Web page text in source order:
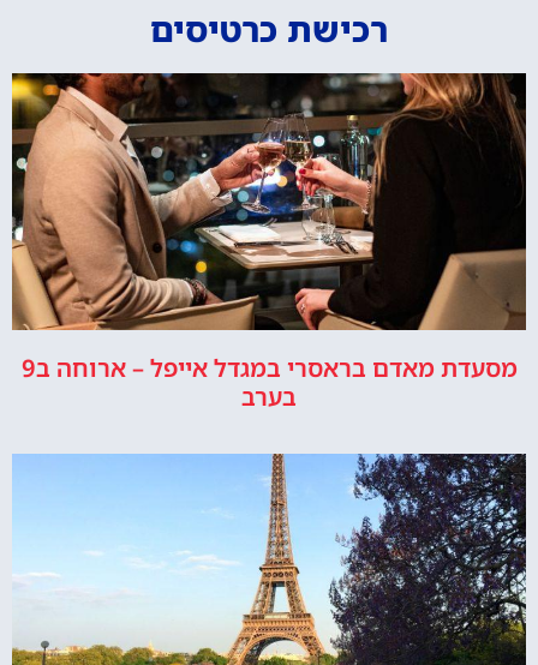
רכישת כרטיסים
מסעדת מאדם בראסרי במגדל אייפל – ארוחה ב9
בערב